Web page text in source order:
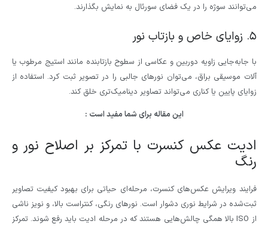
می‌توانند سوژه را در یک فضای سورئال به نمایش بگذارند.
۵. زوایای خاص و بازتاب نور
با جابه‌جایی زاویه دوربین و عکاسی از سطوح بازتابنده مانند استیج مرطوب یا
آلات موسیقی براق، می‌توان نورهای جالبی را در تصویر ثبت کرد. استفاده از
زوایای پایین یا کناری می‌تواند تصاویر دینامیک‌تری خلق کند.
این مقاله برای شما مفید است :
ادیت عکس کنسرت با تمرکز بر اصلاح نور و
رنگ
فرایند ویرایش عکس‌های کنسرت، مرحله‌ای حیاتی برای بهبود کیفیت تصاویر
ثبت‌شده در شرایط نوری دشوار است. نورهای رنگی، کنتراست بالا، و نویز ناشی
از ISO بالا همگی چالش‌هایی هستند که در مرحله ادیت باید رفع شوند. تمرکز